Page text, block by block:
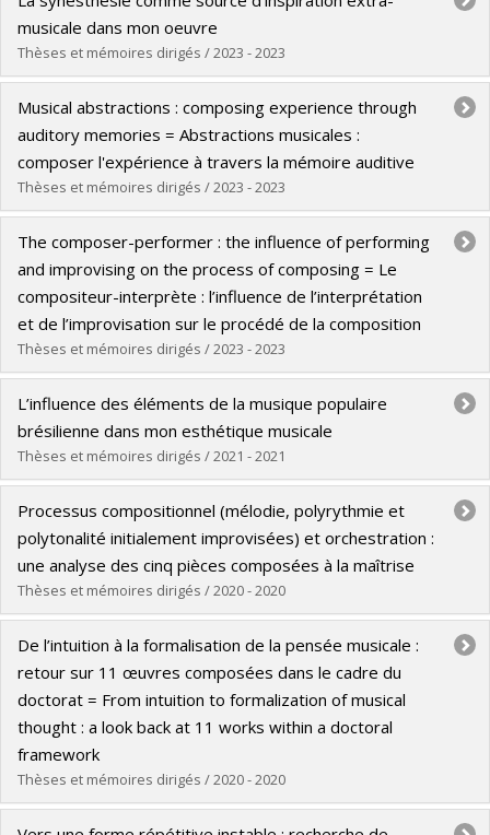
Cycle :Maîtrise
Diplôme obtenu :M. Mus.
Lien vers le document dans Papyrus
musicale dans mon oeuvre
Thèses et mémoires dirigés / 2023 - 2023
Diplômé(e) :Lachance, Tom
Cycle :Maîtrise
Diplôme obtenu :M. Mus.
Lien vers le document dans Papyrus
Musical abstractions : composing experience through
auditory memories = Abstractions musicales :
composer l'expérience à travers la mémoire auditive
Thèses et mémoires dirigés / 2023 - 2023
Diplômé(e) :Devaux, Keiko
Cycle :Doctorat
Diplôme obtenu :D. Mus.
Lien vers le document dans Papyrus
The composer-performer : the influence of performing
and improvising on the process of composing = Le
compositeur-interprète : l’influence de l’interprétation
et de l’improvisation sur le procédé de la composition
Thèses et mémoires dirigés / 2023 - 2023
Diplômé(e) :Bard, Pascal
Cycle :Maîtrise
Diplôme obtenu :M. Mus.
Lien vers le document dans Papyrus
L’influence des éléments de la musique populaire
brésilienne dans mon esthétique musicale
Thèses et mémoires dirigés / 2021 - 2021
Diplômé(e) :Melim Schwartz, Gabriel José
Cycle :Maîtrise
Diplôme obtenu :M. Mus.
Lien vers le document dans Papyrus
Processus compositionnel (mélodie, polyrythmie et
polytonalité initialement improvisées) et orchestration :
une analyse des cinq pièces composées à la maîtrise
Thèses et mémoires dirigés / 2020 - 2020
Diplômé(e) :Tardrew, Vincent
Cycle : Maîtrise
Diplôme obtenu :M. Mus.
Lien vers le document dans Papyrus
De l’intuition à la formalisation de la pensée musicale :
retour sur 11 œuvres composées dans le cadre du
doctorat = From intuition to formalization of musical
thought : a look back at 11 works within a doctoral
framework
Thèses et mémoires dirigés / 2020 - 2020